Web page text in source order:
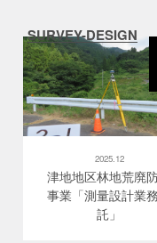
SURVEY-DESIGN
2025.12
津地地区林地荒廃
事業「測量設計業
託」